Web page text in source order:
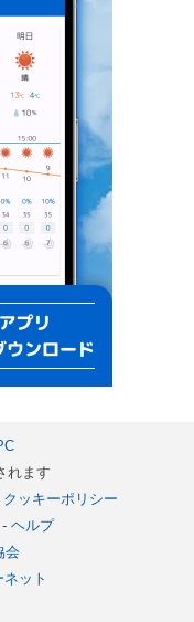
れます
クッキーポリシー
ヘルプ
会
ット